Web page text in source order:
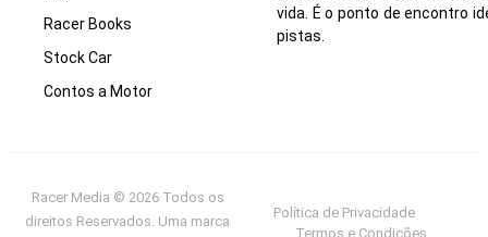
Racer Books
Stock Car
Contos a Motor
vida. É o ponto de encontro
pistas.
Racer Media © 2026 Todos os
direitos Reservados. Uma marca
Política de Privacidade
Termos e Condições